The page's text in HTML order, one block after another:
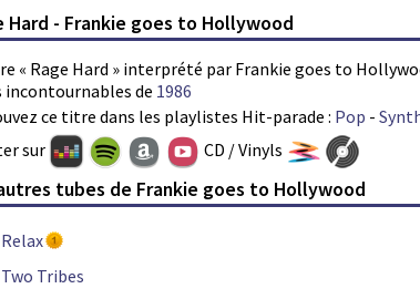
Hard - Frankie goes to Hollywood
« Rage Hard » interprété par Frankie goes to
incontournables de 1986
ce titre dans les playlistes Hit-parade : Pop -
sur CD / Vinyls
tubes de Frankie goes to Hollywood
Relax
Two Tribes